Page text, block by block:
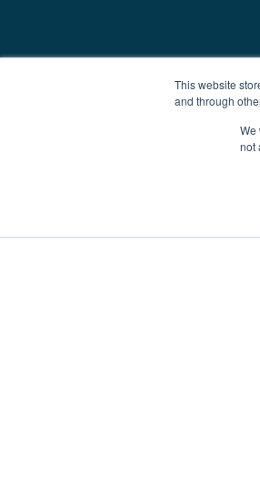
This website
and through
We
not